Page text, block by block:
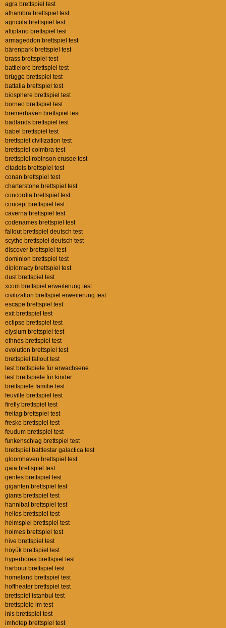
agra brettspiel test
alhambra brettspiel test
agricola brettspiel test
altiplano brettspiel test
armageddon brettspiel test
bärenpark brettspiel test
brass brettspiel test
battlelore brettspiel test
brügge brettspiel test
battalia brettspiel test
biosphere brettspiel test
borneo brettspiel test
bremerhaven brettspiel test
badlands brettspiel test
babel brettspiel test
brettspiel civilization test
brettspiel coimbra test
brettspiel robinson crusoe test
citadels brettspiel test
conan brettspiel test
charterstone brettspiel test
concordia brettspiel test
concept brettspiel test
caverna brettspiel test
codenames brettspiel test
fallout brettspiel deutsch test
scythe brettspiel deutsch test
discover brettspiel test
dominion brettspiel test
diplomacy brettspiel test
dust brettspiel test
xcom brettspiel erweiterung test
civilization brettspiel erweiterung test
escape brettspiel test
exit brettspiel test
eclipse brettspiel test
elysium brettspiel test
ethnos brettspiel test
evolution brettspiel test
brettspiel fallout test
test brettspiele für erwachsene
test brettspiele für kinder
brettspiele familie test
feuville brettspiel test
firefly brettspiel test
freitag brettspiel test
fresko brettspiel test
feudum brettspiel test
funkenschlag brettspiel test
brettspiel battlestar galactica test
gloomhaven brettspiel test
gaia brettspiel test
gentes brettspiel test
giganten brettspiel test
giants brettspiel test
hannibal brettspiel test
helios brettspiel test
heimspiel brettspiel test
holmes brettspiel test
hive brettspiel test
höyük brettspiel test
hyperborea brettspiel test
harbour brettspiel test
homeland brettspiel test
hoftheater brettspiel test
brettspiel istanbul test
brettspiele im test
inis brettspiel test
imhotep brettspiel test